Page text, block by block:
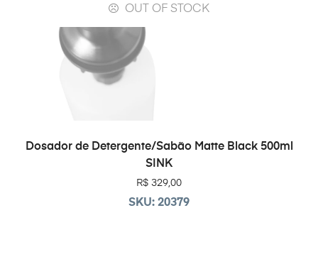
OUT OF STOCK
LEIA MAIS
Dosador de Detergente/Sabão Matte Black 500ml
SINK
R$ 329,00
SKU: 20379